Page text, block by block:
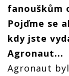
fanouškům
Pojďme se
kdy jste
Agronaut...
Agronaut